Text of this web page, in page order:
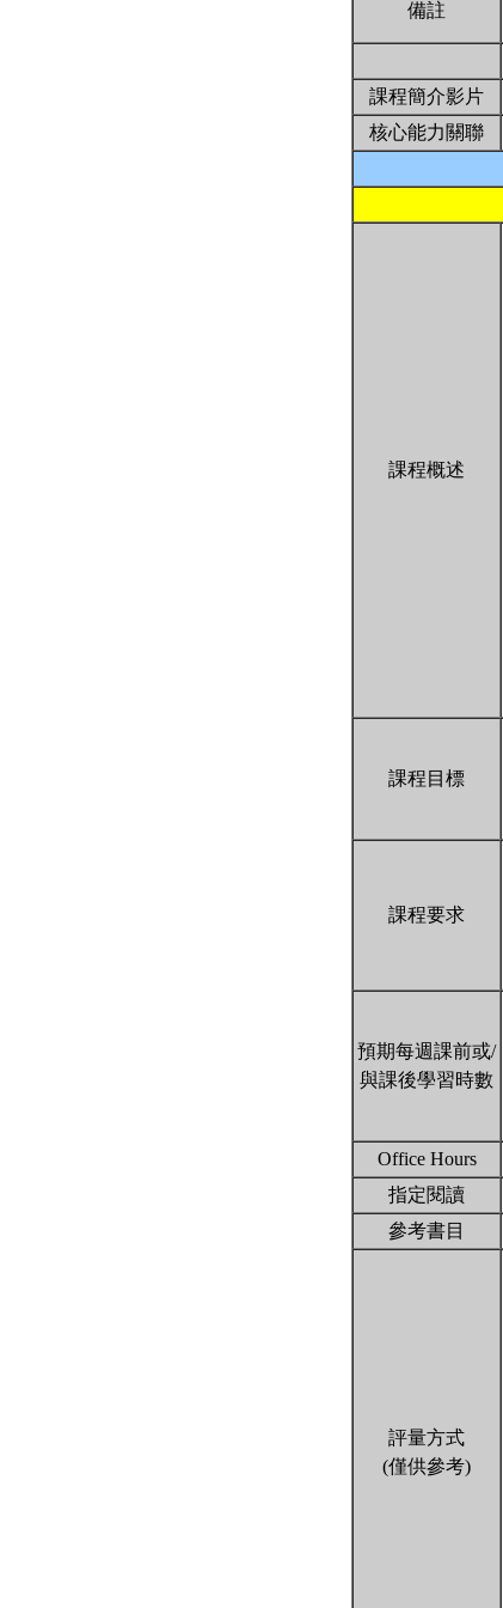
備註
課程簡介影片
核心能力關聯
課程概述
課程目標
課程要求
預期每週課前或/
與課後學習時數
Office Hours
指定閱讀
參考書目
評量方式
(僅供參考)